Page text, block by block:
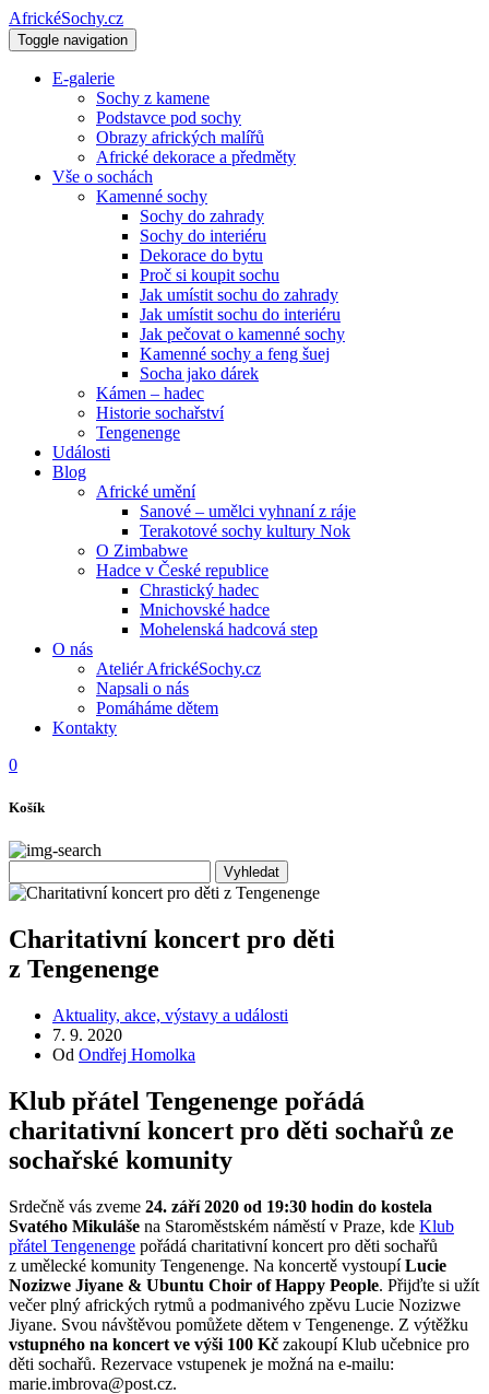
AfrickéSochy.cz
Toggle navigation
E-galerie
Sochy z kamene
Podstavce pod sochy
Obrazy afrických malířů
Africké dekorace a předměty
Vše o sochách
Kamenné sochy
Sochy do zahrady
Sochy do interiéru
Dekorace do bytu
Proč si koupit sochu
Jak umístit sochu do zahrady
Jak umístit sochu do interiéru
Jak pečovat o kamenné sochy
Kamenné sochy a feng šuej
Socha jako dárek
Kámen – hadec
Historie sochařství
Tengenenge
Události
Blog
Africké umění
Sanové – umělci vyhnaní z ráje
Terakotové sochy kultury Nok
O Zimbabwe
Hadce v České republice
Chrastický hadec
Mnichovské hadce
Mohelenská hadcová step
O nás
Ateliér AfrickéSochy.cz
Napsali o nás
Pomáháme dětem
Kontakty
0
Košík
Charitativní koncert pro děti
z Tengenenge
Aktuality, akce, výstavy a události
7. 9. 2020
Od Ondřej Homolka
Klub přátel Tengenenge pořádá
charitativní koncert pro děti sochařů ze
sochařské komunity
Srdečně vás zveme 24. září 2020 od 19:30 hodin do kostela
Svatého Mikuláše na Staroměstském náměstí v Praze, kde Klub
přátel Tengenenge pořádá charitativní koncert pro děti sochařů
z umělecké komunity Tengenenge. Na koncertě vystoupíLucie
Nozizwe Jiyane & Ubuntu Choir of Happy People. Přijďte si užít
večer plný afrických rytmů a podmanivého zpěvu Lucie Nozizwe
Jiyane. Svou návštěvou pomůžete dětem v Tengenenge. Z výtěžku
vstupného na koncert ve výši 100 Kč zakoupí Klub učebnice pro
děti sochařů. Rezervace vstupenek je možná na e-mailu:
marie.imbrova@post.cz.